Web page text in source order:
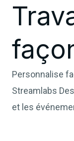
Personnalise
Streamlabs
et les